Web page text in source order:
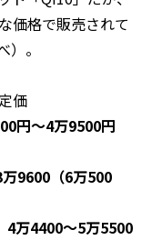
価格で販売されて
。
価
円〜4万9500円
9600（6万500
万4400〜5万5500